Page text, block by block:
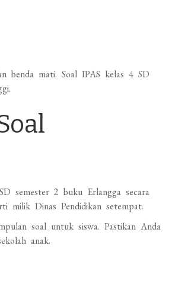
benda mati. Soal IPAS kelas 4 SD
semester 2 buku Erlangga secara
milik Dinas Pendidikan setempat.
soal untuk siswa. Pastikan Anda
anak.